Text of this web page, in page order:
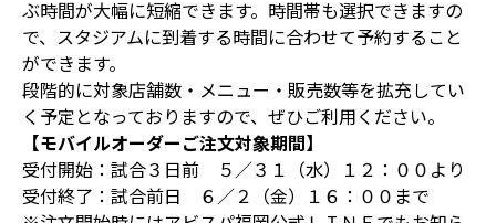
ぶ時間が大幅に短縮できます。時間帯も選択できますの
で、スタジアムに到着する時間に合わせて予約すること
ができます。
段階的に対象店舗数・メニュー・販売数等を拡充してい
く予定となっておりますので、ぜひご利用ください。
【モバイルオーダーご注文対象期間】
受付開始：試合３日前 ５／３１（水）１２：００より
受付終了：試合前日 ６／２（金）１６：００まで